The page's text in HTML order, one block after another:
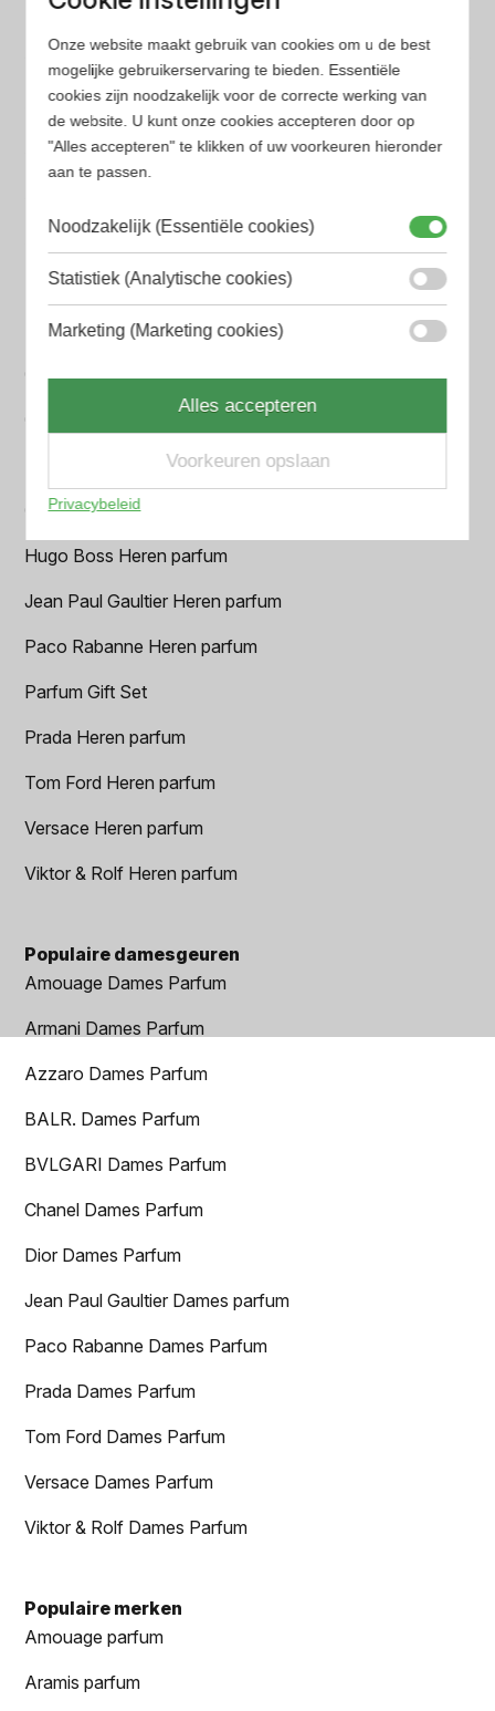
Populaire herengeuren
Amouage Heren parfum
Aramis Heren parfum
Azzaro Heren parfum
BALR. Heren parfum
BVLGARI Heren parfum
Chanel Heren parfum
Creed heren parfum
Dior Heren parfum
Geurpakket
Hugo Boss Heren parfum
Jean Paul Gaultier Heren parfum
Paco Rabanne Heren parfum
Parfum Gift Set
Prada Heren parfum
Tom Ford Heren parfum
Versace Heren parfum
Viktor & Rolf Heren parfum
Populaire damesgeuren
Amouage Dames Parfum
Armani Dames Parfum
Azzaro Dames Parfum
BALR. Dames Parfum
BVLGARI Dames Parfum
Chanel Dames Parfum
Dior Dames Parfum
Jean Paul Gaultier Dames parfum
Paco Rabanne Dames Parfum
Prada Dames Parfum
Tom Ford Dames Parfum
Versace Dames Parfum
Viktor & Rolf Dames Parfum
Populaire merken
Amouage parfum
Aramis parfum
Onze website maakt gebruik van cookies om u de best
mogelijke gebruikerservaring te bieden. Essentiële
cookies zijn noodzakelijk voor de correcte werking van
de website. U kunt onze cookies accepteren door op
"Alles accepteren" te klikken of uw voorkeuren hieronder
aan te passen.
Noodzakelijk (Essentiële cookies)
Statistiek (Analytische cookies)
Marketing (Marketing cookies)
Alles accepteren
Voorkeuren opslaan
Privacybeleid